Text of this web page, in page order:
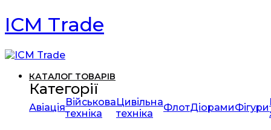
ICM Trade
КАТАЛОГ ТОВАРІВ
Категорії
АвіаціяВійськова
техніка
Цивільна
техніка
ФлотДіорамиФігури